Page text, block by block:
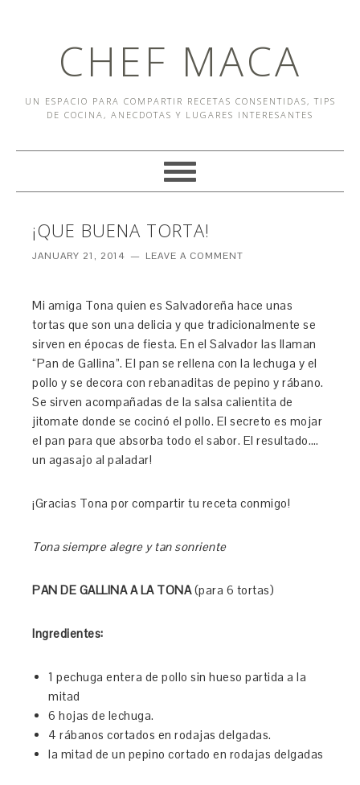
CHEF MACA
UN ESPACIO PARA COMPARTIR RECETAS CONSENTIDAS, TIPS
DE COCINA, ANECDOTAS Y LUGARES INTERESANTES
¡QUE BUENA TORTA!
JANUARY 21, 2014 LEAVE A COMMENT
Mi amiga Tona quien es Salvadoreña hace unas
tortas que son una delicia y que tradicionalmente se
sirven en épocas de fiesta. En el Salvador las llaman
“Pan de Gallina”. El pan se rellena con la lechuga y el
pollo y se decora con rebanaditas de pepino y rábano.
Se sirven acompañadas de la salsa calientita de
jitomate donde se cocinó el pollo. El secreto es mojar
el pan para que absorba todo el sabor. El resultado….
un agasajo al paladar!
¡Gracias Tona por compartir tu receta conmigo!
Tona siempre alegre y tan sonriente
PAN DE GALLINA A LA TONA(para 6 tortas)
Ingredientes:
1 pechuga entera de pollo sin hueso partida a la
mitad
6 hojas de lechuga.
4 rábanos cortados en rodajas delgadas.
la mitad de un pepino cortado en rodajas delgadas